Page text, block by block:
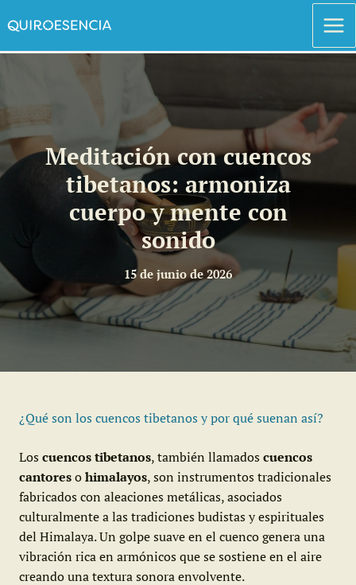
al
contenido
Meditación con cuencos
tibetanos: armoniza
cuerpo y mente con
sonido
15 de junio de 2026
¿Qué son los cuencos tibetanos y por qué suenan así?
Los cuencos tibetanos, también llamados cuencos
cantoreso himalayos, son instrumentos tradicionales
fabricados con aleaciones metálicas, asociados
culturalmente a las tradiciones budistas y espirituales
del Himalaya. Un golpe suave en el cuenco genera una
vibración rica en armónicos que se sostiene en el aire
creando una textura sonora envolvente.